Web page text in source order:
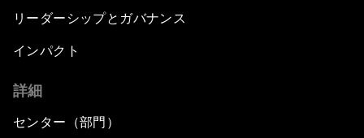
リーダーシップとガバナンス
インパクト
詳細
センター（部門）